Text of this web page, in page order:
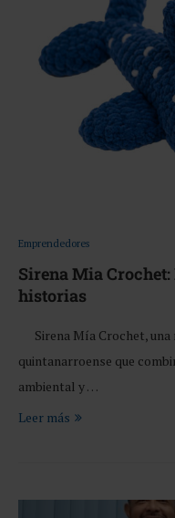
Emprendedores
Sirena Mia
historias
Sirena Mía Crochet, una
quintanarroense que
ambiental y …
Leer más